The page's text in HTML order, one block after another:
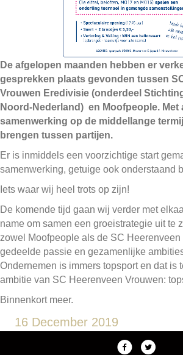
De afgelopen maanden hebben er
gesprekken plaats gevonden tussen
Vrouwen Eredivisie (onderdeel
Noord-Nederland) en Moofpeople. Met
samenwerking op de middellange
brengen tussen partijen.
Er is inmiddels een voorzichtige start
samenwerking, getuige ook onderstaand
Iets waar wij heel trots op zijn!
De komende tijd gaan wij verder met
name om samen een groeistrategie uit te
zowel Moofpeople als de SC Heerenveen
gedeelde passie en gezamenlijke
Ondernemen is immers topsport en dat is
ambitie van SC Heerenveen Vrouwen:
Binnenkort meer.
16 December 2019